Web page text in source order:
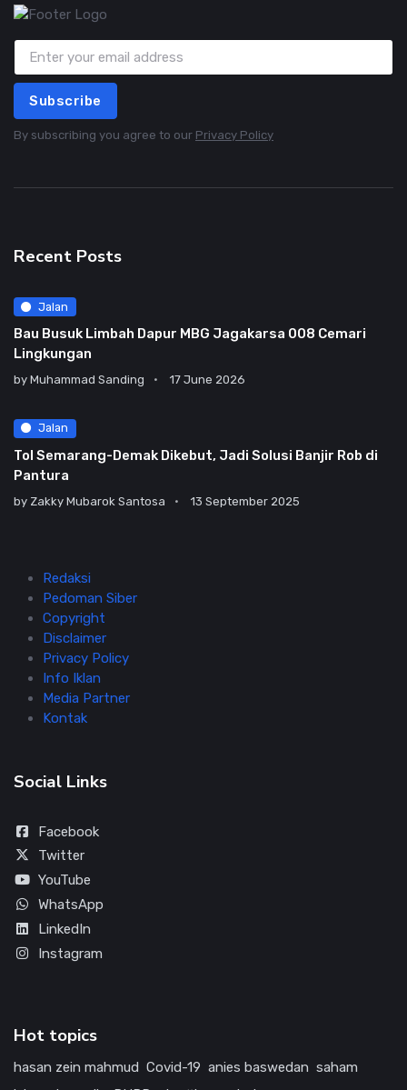
Subscribe
By subscribing you agree to our Privacy Policy
Recent Posts
Jalan
Bau Busuk Limbah Dapur MBG Jagakarsa 008 Cemari
Lingkungan
by Muhammad Sanding 17 June 2026
Jalan
Tol Semarang-Demak Dikebut, Jadi Solusi Banjir Rob di
Pantura
by Zakky Mubarok Santosa 13 September 2025
Redaksi
Pedoman Siber
Copyright
Disclaimer
Privacy Policy
Info Iklan
Media Partner
Kontak
Social Links
Facebook
Twitter
YouTube
WhatsApp
LinkedIn
Instagram
Hot topics
hasan zein mahmud Covid-19 anies baswedan saham